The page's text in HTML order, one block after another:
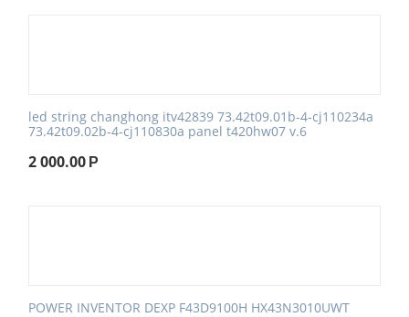
led string changhong itv42839 73.42t09.01b-4-cj110234a
73.42t09.02b-4-cj110830a panel t420hw07 v.6
2 000.00 Р
POWER INVENTOR DEXP F43D9100H HX43N3010UWT